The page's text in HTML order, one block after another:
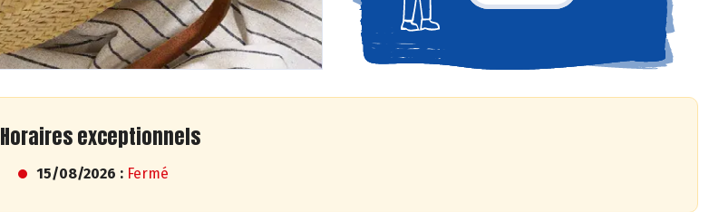
Horaires exceptionnels
15/08/2026 : Fermé